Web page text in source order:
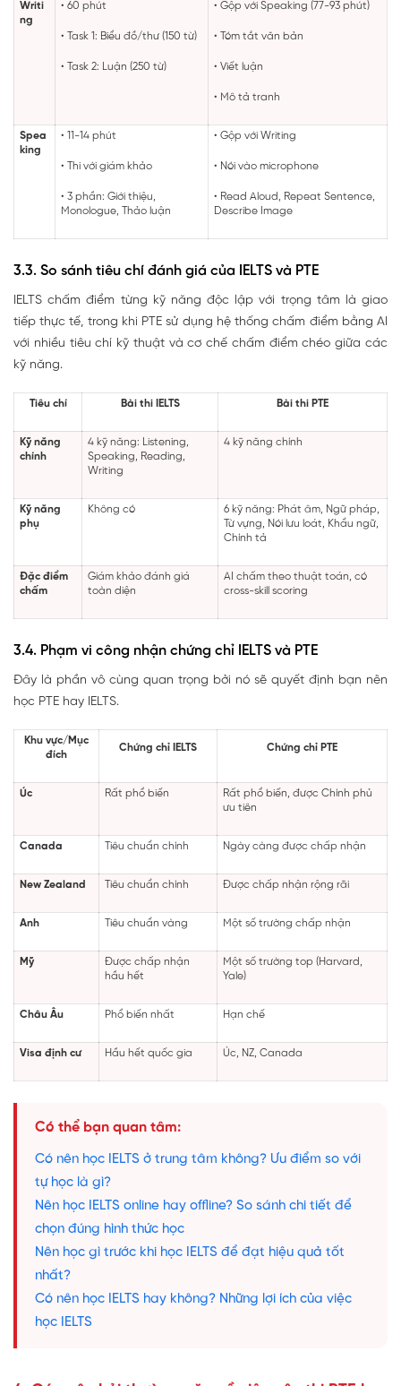
Writi
ng
• 60 phút
• Task 1: Biểu đồ/thư (150 từ)
• Task 2: Luận (250 từ)
• Gộp với Speaking (77-93 phút)
• Tóm tắt văn bản
• Viết luận
• Mô tả tranh
Spea
king
• 11-14 phút
• Thi với giám khảo
• 3 phần: Giới thiệu,
Monologue, Thảo luận
• Gộp với Writing
• Nói vào microphone
• Read Aloud, Repeat Sentence,
Describe Image
3.3. So sánh tiêu chí đánh giá của IELTS và PTE
IELTS chấm điểm từng kỹ năng độc lập với trọng tâm là giao
tiếp thực tế, trong khi PTE sử dụng hệ thống chấm điểm bằng AI
với nhiều tiêu chí kỹ thuật và cơ chế chấm điểm chéo giữa các
kỹ năng.
Tiêu chí Bài thi IELTS Bài thi PTE
Kỹ năng
chính
4 kỹ năng: Listening,
Speaking, Reading,
Writing
4 kỹ năng chính
Kỹ năng
phụ
Không có
6 kỹ năng: Phát âm, Ngữ pháp,
Từ vựng, Nói lưu loát, Khẩu ngữ,
Chính tả
Đặc điểm
chấm
Giám khảo đánh giá
toàn diện
AI chấm theo thuật toán, có
cross-skill scoring
3.4. Phạm vi công nhận chứng chỉ IELTS và PTE
Đây là phần vô cùng quan trọng bởi nó sẽ quyết định bạn nên
học PTE hay IELTS.
Khu vực/Mục
đích
Chứng chỉ IELTS Chứng chỉ PTE
Úc Rất phổ biến
Rất phổ biến, được Chính phủ
ưu tiên
Canada Tiêu chuẩn chính Ngày càng được chấp nhận
New Zealand Tiêu chuẩn chính Được chấp nhận rộng rãi
Anh Tiêu chuẩn vàng Một số trường chấp nhận
Mỹ
Được chấp nhận
hầu hết
Một số trường top (Harvard,
Yale)
Châu Âu Phổ biến nhất Hạn chế
Visa định cư Hầu hết quốc gia Úc, NZ, Canada
Có thể bạn quan tâm:
Có nên học IELTS ở trung tâm không? Ưu điểm so với
tự học là gì?
Nên học IELTS online hay offline? So sánh chi tiết để
chọn đúng hình thức học
Nên học gì trước khi học IELTS để đạt hiệu quả tốt
nhất?
Có nên học IELTS hay không? Những lợi ích của việc
học IELTS